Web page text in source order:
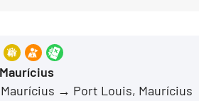
Cunard
Port Louis, Maurícius